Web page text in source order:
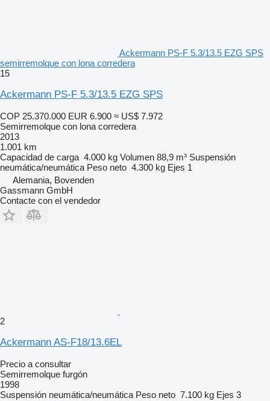
Ackermann PS-F 5.3/13.5 EZG SPS
semirremolque con lona corredera
15
Ackermann PS-F 5.3/13.5 EZG SPS
COP 25.370.000 EUR 6.900 ≈ US$ 7.972
Semirremolque con lona corredera
2013
1.001 km
Capacidad de carga 4.000 kg Volumen 88,9 m³ Suspensión
neumática/neumática Peso neto 4.300 kg Ejes 1
Alemania, Bovenden
Gassmann GmbH
Contacte con el vendedor
2
Ackermann AS-F18/13.6EL
Precio a consultar
Semirremolque furgón
1998
Suspensión neumática/neumática Peso neto 7.100 kg Ejes 3